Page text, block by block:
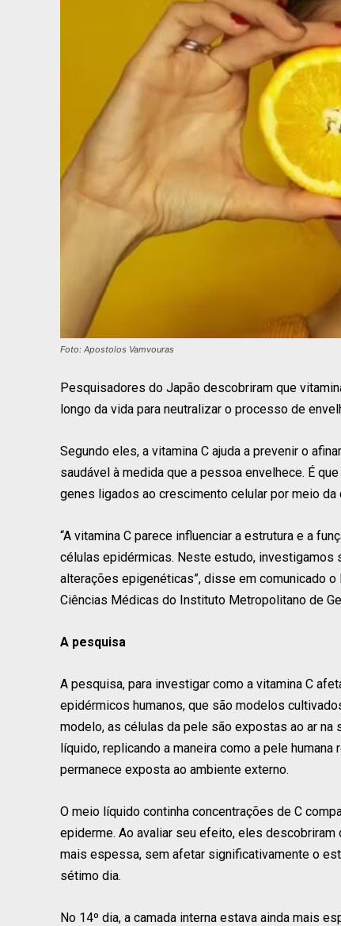
Foto: Apostolos Vamvouras
Pesquisadores do Japão descobriram que
longo da vida para neutralizar o processo de
Segundo eles, a vitamina C ajuda a prevenir o
saudável à medida que a pessoa envelhece. É
genes ligados ao crescimento celular por meio da
“A vitamina C parece influenciar a estrutura e a
células epidérmicas. Neste estudo, investigamos
alterações epigenéticas”, disse em comunicado
Ciências Médicas do Instituto Metropolitano de
A pesquisa
A pesquisa, para investigar como a vitamina C
epidérmicos humanos, que são modelos
modelo, as células da pele são expostas ao ar
líquido, replicando a maneira como a pele
permanece exposta ao ambiente externo.
O meio líquido continha concentrações de C
epiderme. Ao avaliar seu efeito, eles descobriram
mais espessa, sem afetar significativamente o
sétimo dia.
No 14º dia, a camada interna estava ainda mais